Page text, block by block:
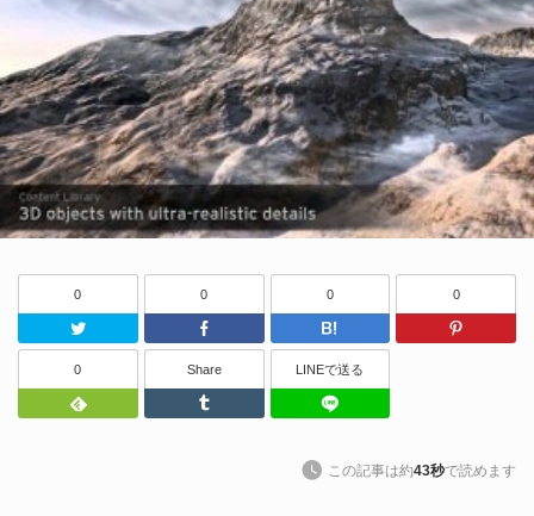
0
Twitter
0
Facebook
0
はてなブッ
0
0
Feedly
Share
Tumblr
LINEで送る
この記事は約43秒で読めます